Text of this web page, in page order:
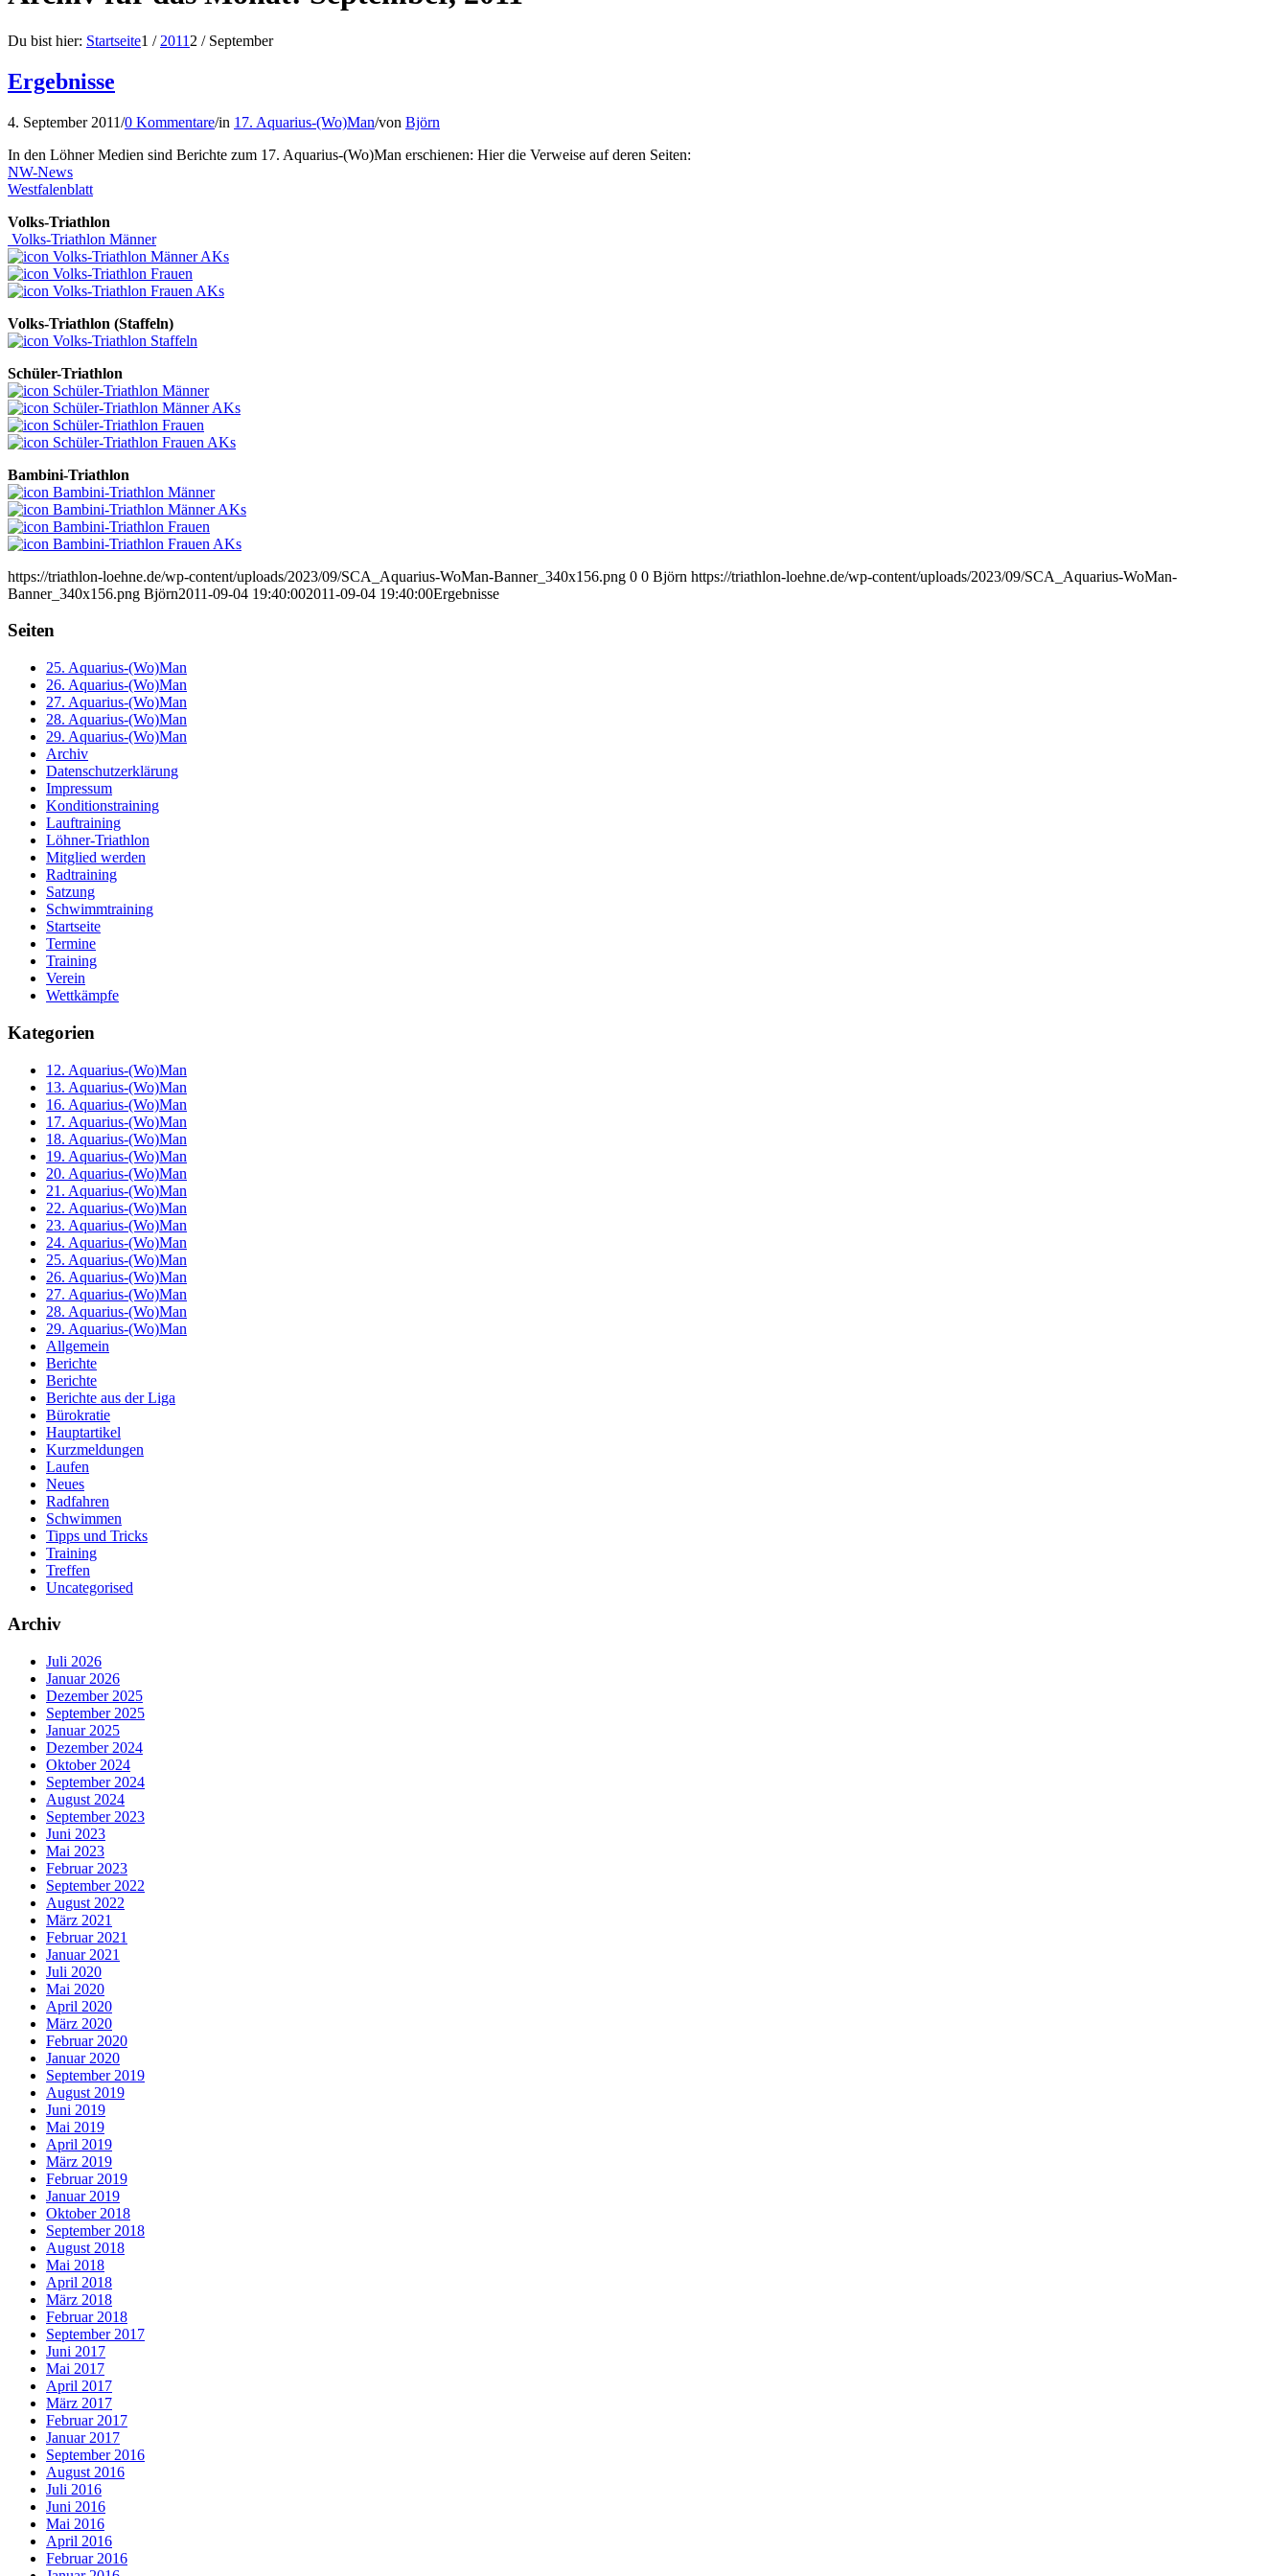
Du bist hier: Startseite1 / 2011 2 / September
Ergebnisse
4. September 2011/0 Kommentare/in 17. Aquarius-(Wo)Man/von Björn
In den Löhner Medien sind Berichte zum 17. Aquarius-(Wo)Man erschienen: Hier die Verweise auf deren Seiten:
NW-News
Westfalenblatt
Volks-Triathlon
Volks-Triathlon Männer
Volks-Triathlon Männer AKs
Volks-Triathlon Frauen
Volks-Triathlon Frauen AKs
Volks-Triathlon (Staffeln)
Volks-Triathlon Staffeln
Schüler-Triathlon
Schüler-Triathlon Männer
Schüler-Triathlon Männer AKs
Schüler-Triathlon Frauen
Schüler-Triathlon Frauen AKs
Bambini-Triathlon
Bambini-Triathlon Männer
Bambini-Triathlon Männer AKs
Bambini-Triathlon Frauen
Bambini-Triathlon Frauen AKs
https://triathlon-loehne.de/wp-content/uploads/2023/09/SCA_Aquarius-WoMan-Banner_340x156.png 0 0 Björn https://triathlon-loehne.de/wp-content/uploads/2023/09/SCA_Aquarius-WoMan-
Banner_340x156.png Björn2011-09-04 19:40:002011-09-04 19:40:00Ergebnisse
Seiten
25. Aquarius-(Wo)Man
26. Aquarius-(Wo)Man
27. Aquarius-(Wo)Man
28. Aquarius-(Wo)Man
29. Aquarius-(Wo)Man
Archiv
Datenschutzerklärung
Impressum
Konditionstraining
Lauftraining
Löhner-Triathlon
Mitglied werden
Radtraining
Satzung
Schwimmtraining
Startseite
Termine
Training
Verein
Wettkämpfe
Kategorien
12. Aquarius-(Wo)Man
13. Aquarius-(Wo)Man
16. Aquarius-(Wo)Man
17. Aquarius-(Wo)Man
18. Aquarius-(Wo)Man
19. Aquarius-(Wo)Man
20. Aquarius-(Wo)Man
21. Aquarius-(Wo)Man
22. Aquarius-(Wo)Man
23. Aquarius-(Wo)Man
24. Aquarius-(Wo)Man
25. Aquarius-(Wo)Man
26. Aquarius-(Wo)Man
27. Aquarius-(Wo)Man
28. Aquarius-(Wo)Man
29. Aquarius-(Wo)Man
Allgemein
Berichte
Berichte
Berichte aus der Liga
Bürokratie
Hauptartikel
Kurzmeldungen
Laufen
Neues
Radfahren
Schwimmen
Tipps und Tricks
Training
Treffen
Uncategorised
Archiv
Juli 2026
Januar 2026
Dezember 2025
September 2025
Januar 2025
Dezember 2024
Oktober 2024
September 2024
August 2024
September 2023
Juni 2023
Mai 2023
Februar 2023
September 2022
August 2022
März 2021
Februar 2021
Januar 2021
Juli 2020
Mai 2020
April 2020
März 2020
Februar 2020
Januar 2020
September 2019
August 2019
Juni 2019
Mai 2019
April 2019
März 2019
Februar 2019
Januar 2019
Oktober 2018
September 2018
August 2018
Mai 2018
April 2018
März 2018
Februar 2018
September 2017
Juni 2017
Mai 2017
April 2017
März 2017
Februar 2017
Januar 2017
September 2016
August 2016
Juli 2016
Juni 2016
Mai 2016
April 2016
Februar 2016